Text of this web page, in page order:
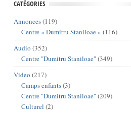
CATÉGORIES
Annonces(119)
Centre « Dumitru Staniloae » (116)
Audio (352)
Centre "Dumitru Staniloae"(349)
Video (217)
Camps enfants(3)
Centre "Dumitru Staniloae"(209)
Culturel (2)